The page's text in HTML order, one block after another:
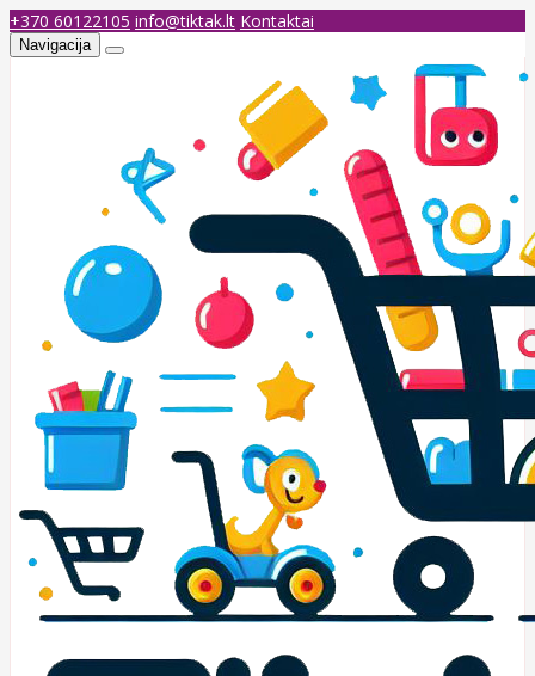
+370 60122105 info@tiktak.lt Kontaktai
Navigacija